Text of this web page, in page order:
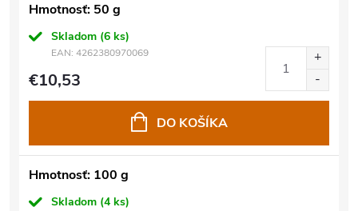
Hmotnosť: 50 g
Skladom (6 ks)
EAN: 4262380970069
€10,53
DO KOŠÍKA
Hmotnosť: 100 g
Skladom (4 ks)